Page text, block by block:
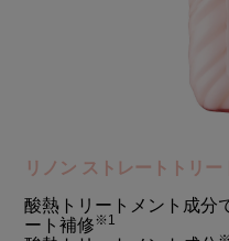
リノン ストレートトリー
酸熱トリートメント成分
ート補修※1